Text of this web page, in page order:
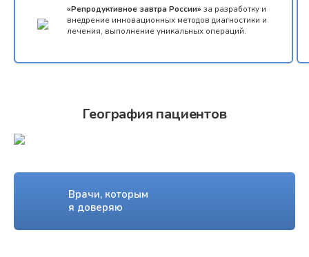
«Репродуктивное завтра России» за разработку и
внедрение инновационных методов диагностики и
лечения, выполнение уникальных операций.
География пациентов
Врачи, которым
я доверяю